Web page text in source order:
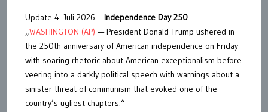
Update 4. Juli 2026 – Independence Day 250 –
„WASHINGTON (AP) — President Donald Trump ushered in
the 250th anniversary of American independence on Friday
with soaring rhetoric about American exceptionalism before
veering into a darkly political speech with warnings about a
sinister threat of communism that evoked one of the
country’s ugliest chapters.“